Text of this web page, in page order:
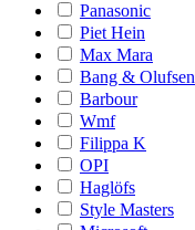
Panasonic
Piet Hein
Max Mara
Bang & Olufsen
Barbour
Wmf
Filippa K
OPI
Haglöfs
Style Masters